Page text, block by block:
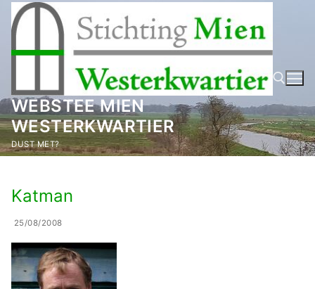
naar
inhoud
WEBSTEE MIEN
WESTERKWARTIER
DUST MET? Zoeken naar:
Katman
25/08/2008